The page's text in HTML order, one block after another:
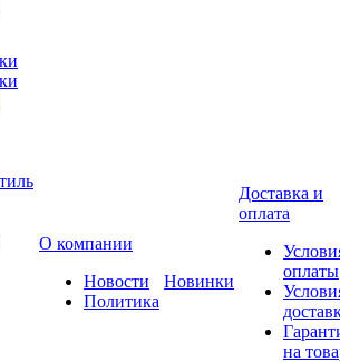
О компании
Новости
Политика
Новинки
Доставка и
оплата
оплаты
на